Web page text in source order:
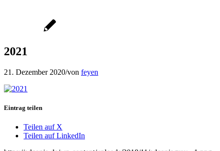
2021
21. Dezember 2020/von feyen
Eintrag teilen
Teilen auf X
Teilen auf LinkedIn